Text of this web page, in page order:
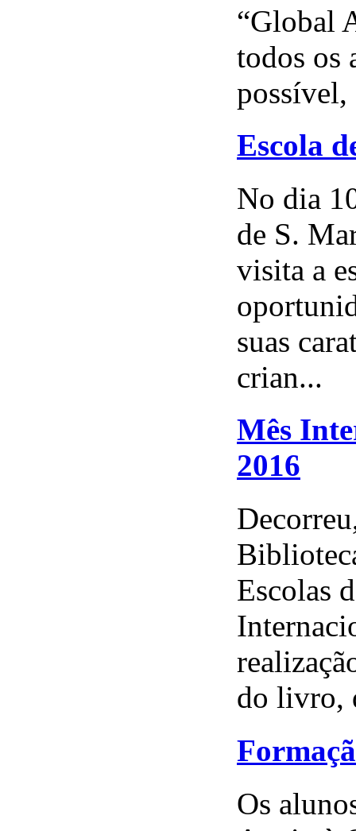
“Global
todos os
possível,
Escola
No dia
de S.
visita a
suas
crian...
Mês
2016
Escolas
do livro,
Os